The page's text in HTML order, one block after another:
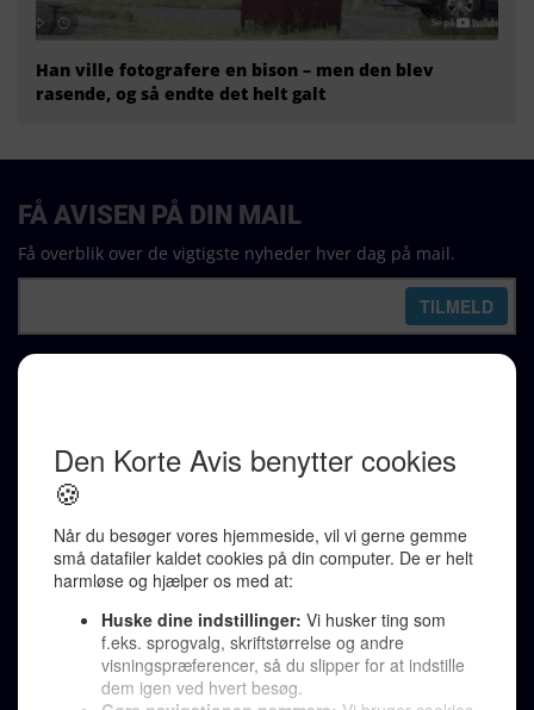
Han ville fotografere en bison – men den blev
rasende, og så endte det helt galt
Karen Jespersen
Redaktionen kontaktes via mail til
redaktion@denkorteavis.dk
Telefonsvarer 20 30 10 96
Von Ostensgade 22, 2791 Dragør
LINKS
Tidligere aviser >
FÅ AVISEN PÅ DIN MAIL
Få overblik over de vigtigste nyheder hver dag på mail.